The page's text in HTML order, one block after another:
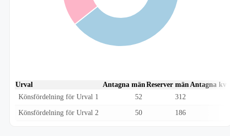
Urval Antagna män Reserver män Antagna
Könsfördelning för Urval 1
52 312
Könsfördelning för Urval 2 50 186